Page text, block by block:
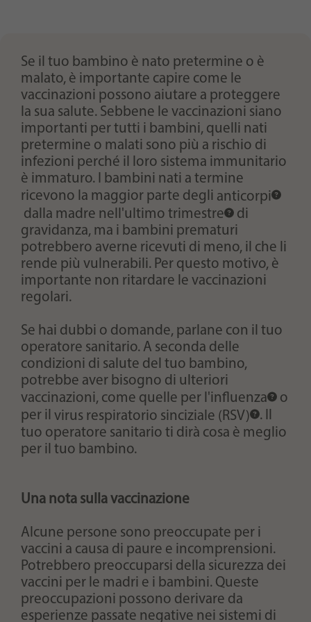
Se il tuo bambino è nato pretermine o è
malato, è importante capire come le
vaccinazioni possono aiutare a proteggere
la sua salute. Sebbene le vaccinazioni siano
importanti per tutti i bambini, quelli nati
pretermine o malati sono più a rischio di
infezioni perché il loro sistema immunitario
è immaturo. I bambini nati a termine
ricevono la maggior parte degli anticorpi
dalla madre nell'ultimo trimestre
di
gravidanza, ma i bambini prematuri
potrebbero averne ricevuti di meno, il che li
rende più vulnerabili. Per questo motivo, è
importante non ritardare le vaccinazioni
regolari.
Se hai dubbi o domande, parlane con il tuo
operatore sanitario. A seconda delle
condizioni di salute del tuo bambino,
potrebbe aver bisogno di ulteriori
vaccinazioni, come quelle per l'influenza
o
per il virus respiratorio sinciziale (RSV)
. Il
tuo operatore sanitario ti dirà cosa è meglio
per il tuo bambino.
Una nota sulla vaccinazione
Alcune persone sono preoccupate per i
vaccini a causa di paure e incomprensioni.
Potrebbero preoccuparsi della sicurezza dei
vaccini per le madri e i bambini. Queste
preoccupazioni possono derivare da
esperienze passate negative nei sistemi di